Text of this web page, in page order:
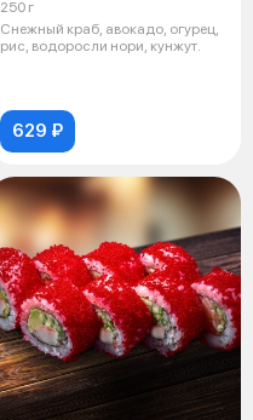
250 г
Снежный краб, авокадо, огурец,
рис, водоросли нори, кунжут.
629 ₽